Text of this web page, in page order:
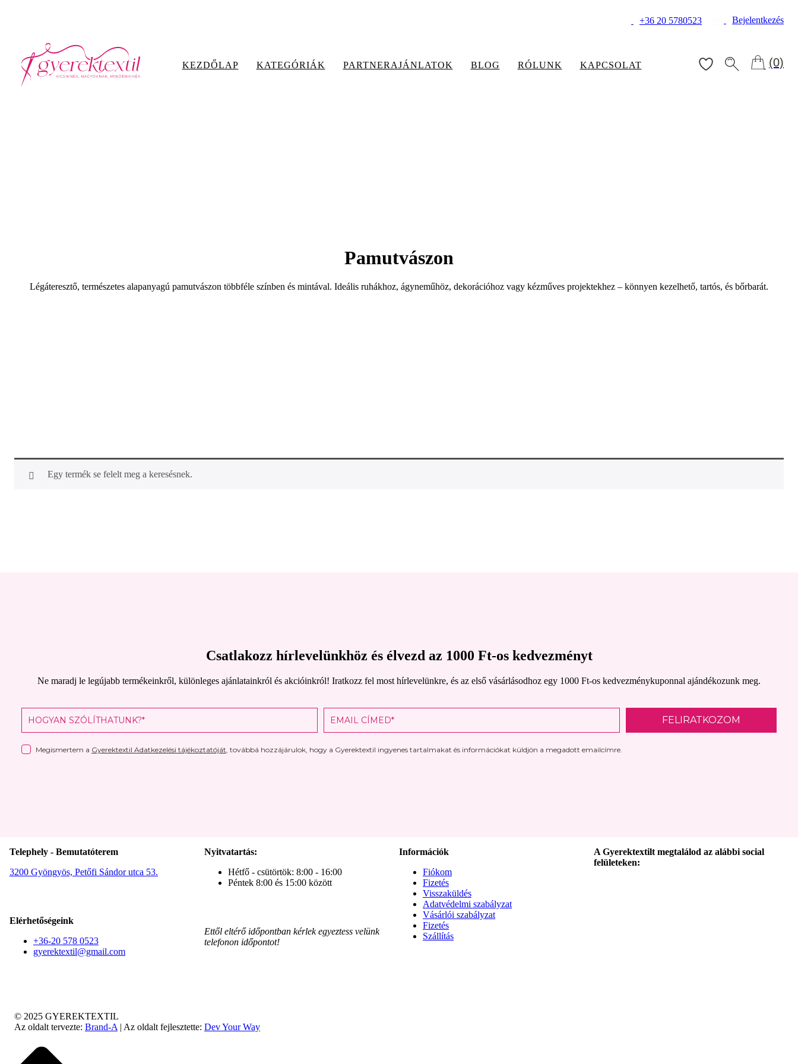
+36 20 5780523 Bejelentkezés
KEZDŐLAP KATEGÓRIÁK PARTNERAJÁNLATOK BLOG RÓLUNK KAPCSOLAT (0)
Pamutvászon
Légáteresztő, természetes alapanyagú pamutvászon többféle színben és mintával. Ideális ruhákhoz, ágyneműhöz, dekorációhoz vagy kézműves projektekhez – könnyen kezelhető, tartós, és bőrbarát.
Egy termék se felelt meg a keresésnek.
Csatlakozz hírlevelünkhöz és élvezd az 1000 Ft-os kedvezményt
Ne maradj le legújabb termékeinkről, különleges ajánlatainkról és akcióinkról! Iratkozz fel most hírlevelünkre, és az első vásárlásodhoz egy 1000 Ft-os kedvezménykuponnal ajándékozunk meg.
FELIRATKOZOM
Megismertem a Gyerektextil Adatkezelési tájékoztatóját, továbbá hozzájárulok, hogy a Gyerektextil ingyenes tartalmakat és információkat küldjön a megadott emailcímre.
Telephely - Bemutatóterem
3200 Gyöngyös, Petőfi Sándor utca 53.
Elérhetőségeink
+36-20 578 0523
gyerektextil@gmail.com
Nyitvatartás:
Hétfő - csütörtök: 8:00 - 16:00
Péntek 8:00 és 15:00 között
Ettől eltérő időpontban kérlek egyeztess velünk
telefonon időpontot!
Információk
Fiókom
Fizetés
Visszaküldés
Adatvédelmi szabályzat
Vásárlói szabályzat
Fizetés
Szállítás
A Gyerektextilt megtalálod az alábbi social
felületeken:
© 2025 GYEREKTEXTIL
Az oldalt tervezte: Brand-A | Az oldalt fejlesztette: Dev Your Way